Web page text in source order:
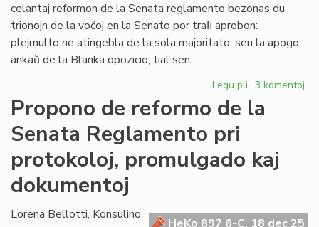
celantaj reformon de la Senata reglamento bezonas du
trionojn de la voĉoj en la Senato por traﬁ aprobon:
plejmulto ne atingebla de la sola majoritato, sen la apogo
ankaŭ de la Blanka opozicio; tial sen.
Legu pli pri
Forta
opozicio
proponoj
Fernández
3 komentoj
Propono de reformo de la
Senata Reglamento pri
protokoloj, promulgado kaj
dokumentoj
HeKo 897 6-C, 18 dec 25
Lorena Bellotti, Konsulino